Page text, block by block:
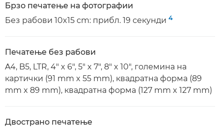
Брзо печатење на фотографии
Без рабови 10x15 cm: прибл. 19 секунди 4
Печатење без рабови
A4, B5, LTR, 4" x 6", 5" x 7", 8" x 10", големина на
картички (91 mm x 55 mm), квадратна форма (89
mm x 89 mm), квадратна форма (127 mm x 127 mm)
Двострано печатење